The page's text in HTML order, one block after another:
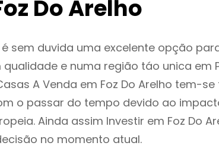
Do Arelho
é sem duvida uma excelente opção
e numa região táo unica em
A Venda em Foz Do Arelho tem-
o passar do tempo devido ao
Ainda assim Investir em Foz Do
no momento atual.